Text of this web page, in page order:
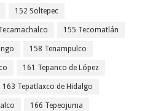
152 Soltepec
155 Tecomatlán
158 Tenampulco
161 Tepanco de López
163 Tepatlaxco de Hidalgo
166 Tepeojuma